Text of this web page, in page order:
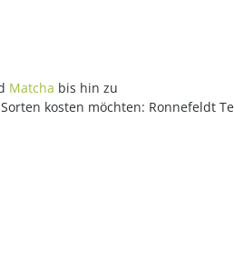
Matcha bis hin zu
kosten möchten: Ronnefeldt